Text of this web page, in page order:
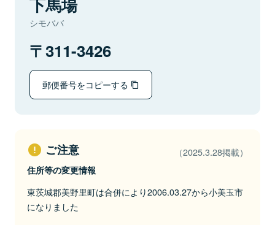
下馬場
シモババ
311-3426
郵便番号をコピーする
ご注意 （2025.3.28掲載）
住所等の変更情報
東茨城郡美野里町は合併により2006.03.27から小美玉市
になりました